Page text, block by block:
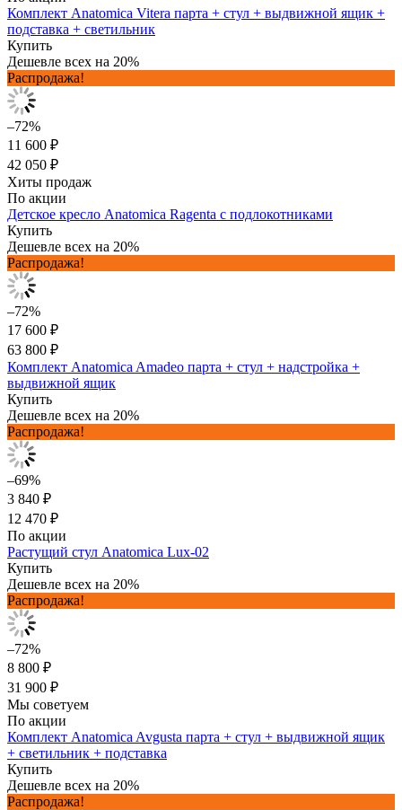
Комплект Anatomica Vitera парта + стул + выдвижной ящик +
подставка + светильник
Купить
Дешевле всех на 20%
Распродажа!
–72%
11 600 ₽
42 050 ₽
Хиты продаж
По акции
Детское кресло Anatomica Ragenta с подлокотниками
Купить
Дешевле всех на 20%
Распродажа!
–72%
17 600 ₽
63 800 ₽
Комплект Anatomica Amadeo парта + стул + надстройка +
выдвижной ящик
Купить
Дешевле всех на 20%
Распродажа!
–69%
3 840 ₽
12 470 ₽
По акции
Растущий стул Anatomica Lux-02
Купить
Дешевле всех на 20%
Распродажа!
–72%
8 800 ₽
31 900 ₽
Мы советуем
По акции
Комплект Anatomica Avgusta парта + стул + выдвижной ящик
+ светильник + подставка
Купить
Дешевле всех на 20%
Распродажа!